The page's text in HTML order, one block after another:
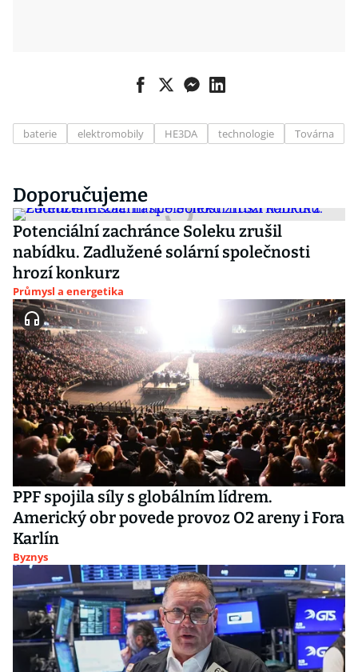
baterie elektromobily HE3DA technologie Továrna
Doporučujeme
Potenciální zachránce Soleku zrušil
nabídku. Zadlužené solární společnosti
hrozí konkurz
Průmysl a energetika
PPF spojila síly s globálním lídrem.
Americký obr povede provoz O2 areny i Fora
Karlín
Byznys